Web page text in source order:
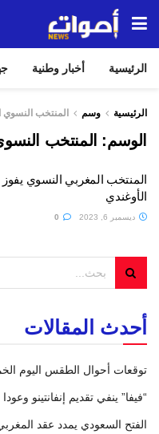
الرئيسية أخبار وطنية
الرئيسية وسم المنتخب النسوي
الوسم: المنتخب
المنتخب المغربي النسوي
الأوغندي
ديسمبر 6, 2023
أحدث المقالات
توقعات أحوال الطقس اليوم
“فيفا” ينفي تقديم إنفانتينو وعودا
الفتح السعودي يمدد عقد